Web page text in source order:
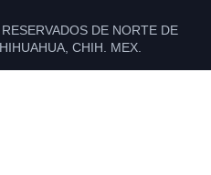
DE NORTE DE
CHIH. MEX.